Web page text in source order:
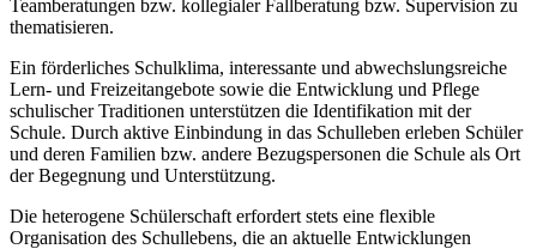
Teamberatungen bzw. kollegialer Fallberatung bzw. Supervision zu
thematisieren.
Ein förderliches Schulklima, interessante und abwechslungsreiche
Lern- und Freizeitangebote sowie die Entwicklung und Pflege
schulischer Traditionen unterstützen die Identifikation mit der
Schule. Durch aktive Einbindung in das Schulleben erleben Schüler
und deren Familien bzw. andere Bezugspersonen die Schule als Ort
der Begegnung und Unterstützung.
Die heterogene Schülerschaft erfordert stets eine flexible
Organisation des Schullebens, die an aktuelle Entwicklungen